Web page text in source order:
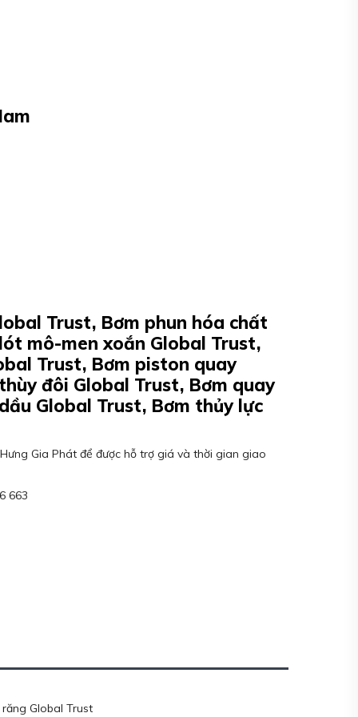
Trust, Bơm phun hóa chất
mô-men xoắn Global Trust,
Trust, Bơm piston quay
đôi Global Trust, Bơm quay
Global Trust, Bơm thủy lực
Gia Phát để được hỗ trợ giá và thời gian giao
663
Global Trust